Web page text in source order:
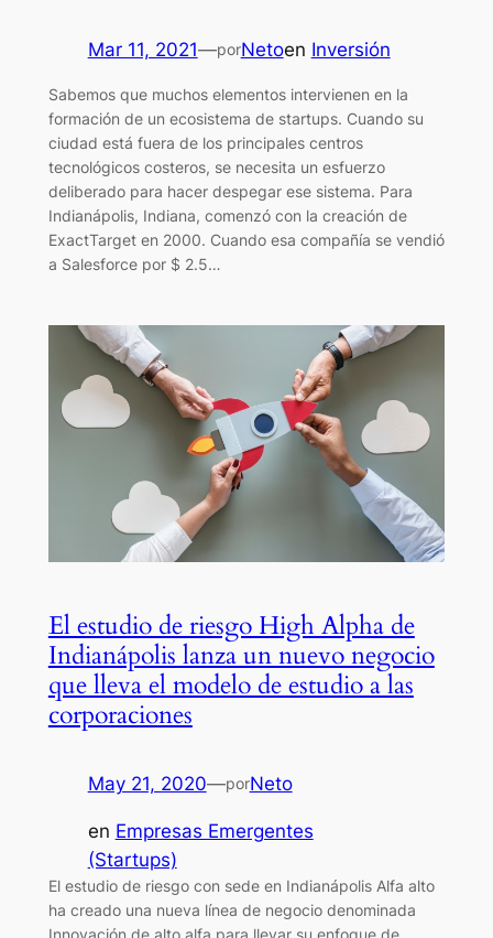
Mar 11, 2021—porNetoen Inversión
Sabemos que muchos elementos intervienen en la
formación de un ecosistema de startups. Cuando su
ciudad está fuera de los principales centros
tecnológicos costeros, se necesita un esfuerzo
deliberado para hacer despegar ese sistema. Para
Indianápolis, Indiana, comenzó con la creación de
ExactTarget en 2000. Cuando esa compañía se vendió
a Salesforce por $ 2.5…
El estudio de riesgo High Alpha de
Indianápolis lanza un nuevo negocio
que lleva el modelo de estudio a las
corporaciones
May 21, 2020—porNeto
en Empresas Emergentes
(Startups)
El estudio de riesgo con sede en Indianápolis Alfa alto
ha creado una nueva línea de negocio denominada